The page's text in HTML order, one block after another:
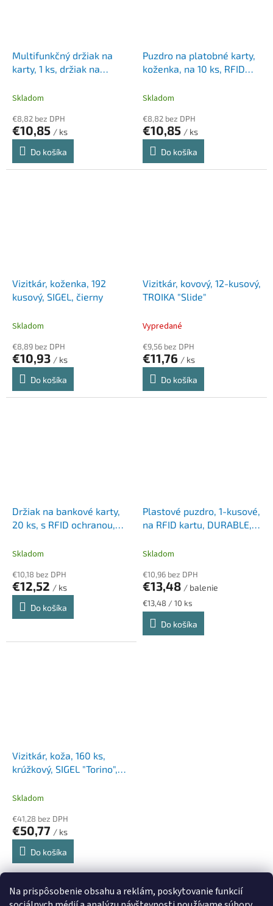
Na prispôsobenie obsahu a reklám, poskytovanie funkcií
Multifunkčný držiak na
karty, 1 ks, držiak na
"Hildecard"
Skladom
€8,82 bez DPH
€10,85 / ks
Do košíka
Puzdro na platobné karty,
koženka, na 10 ks, RFID
Skladom
€8,82 bez DPH
€10,85 / ks
Do košíka
Vizitkár, koženka, 192
kusový, SIGEL, čierny
Skladom
€8,89 bez DPH
€10,93 / ks
Do košíka
Vizitkár, kovový, 12-kusový,
TROIKA "Slide"
Vypredané
€9,56 bez DPH
€11,76 / ks
Do košíka
Držiak na bankové karty,
20 ks, s RFID ochranou,
Skladom
€10,18 bez DPH
€12,52 / ks
Do košíka
Plastové puzdro, 1-kusové,
na RFID kartu, DURABLE,
Skladom
€10,96 bez DPH
€13,48 / balenie
Jednotková
cena:
€13,48 / 10 ks
Do košíka
Vizitkár, koža, 160 ks,
krúžkový, SIGEL "Torino",
Skladom
€41,28 bez DPH
€50,77 / ks
Do košíka
O
v
11 položiek celkom